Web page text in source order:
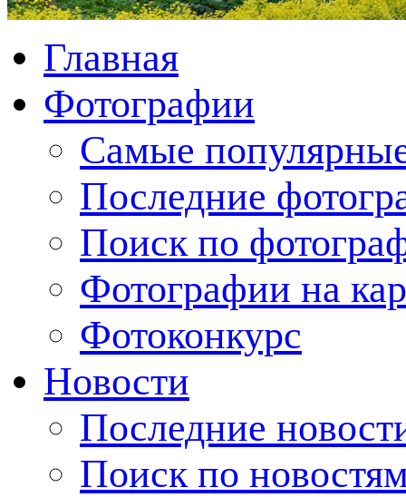
Главная
Фотографии
Cамые
Последние
Поиск по
Фотографии на
Фотоконкурс
Новости
Последние
Поиск по